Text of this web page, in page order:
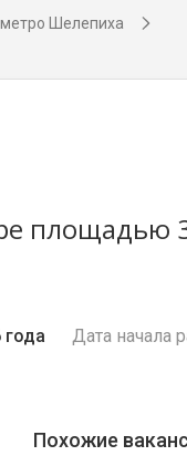
Шелепиха
площадью
года Дата начала
Похожие